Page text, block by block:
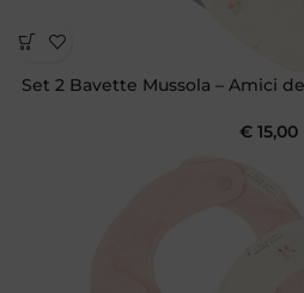
Set 2 Bavette Mussola – Amici
€15,00